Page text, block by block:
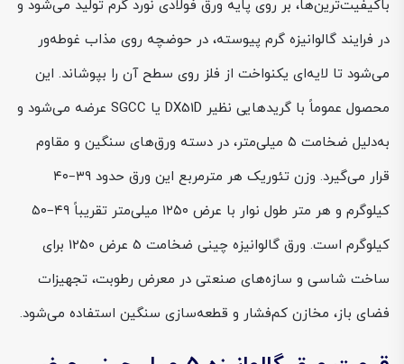
باکیفیت‌ترین‌ها، بر روی پایه ورق فولادی نورد گرم تولید می‌شود و
در فرایند گالوانیزه گرم پیوسته، در حوضچه روی مذاب غوطه‌ور
می‌شود تا لایه‌ای یکنواخت از فلز روی سطح آن را بپوشاند. این
محصول عموماً با گریدهایی نظیر DX51D یا SGCC عرضه می‌شود و
به‌دلیل ضخامت ۵ میلی‌متر، در دسته ورق‌های سنگین و مقاوم
قرار می‌گیرد. وزن تئوریک هر مترمربع این ورق حدود ۳۹–۴۰
کیلوگرم و هر متر طول نوار با عرض ۱۲۵۰ میلی‌متر تقریباً ۴۹–۵۰
کیلوگرم است. ورق گالوانیزه چینی ضخامت 5 عرض 1250 برای
ساخت شاسی و سازه‌های صنعتی در معرض رطوبت، تجهیزات
فضای باز، مخازن کم‌فشار و قطعه‌سازی سنگین استفاده می‌شود.